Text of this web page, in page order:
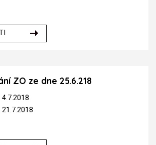
ZO ze dne 25.6.218